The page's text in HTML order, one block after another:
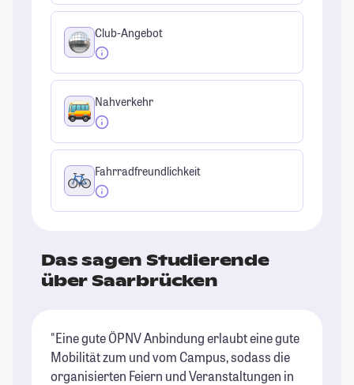
Club-Angebot
Nahverkehr
Fahrradfreundlichkeit
Das sagen Studierende
über Saarbrücken
"Eine gute ÖPNV Anbindung erlaubt eine gute
Mobilität zum und vom Campus, sodass die
organisierten Feiern und Veranstaltungen in